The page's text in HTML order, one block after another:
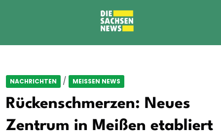
NACHRICHTEN / MEISSEN NEWS
Rückenschmerzen: Neues
Zentrum in Meißen etabliert